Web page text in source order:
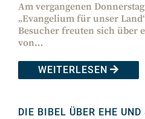
Am vergangenen
„Evangelium für unser
Besucher freuten sich über
von…
WEITERLESEN
DIE BIBEL ÜBER EHE UND